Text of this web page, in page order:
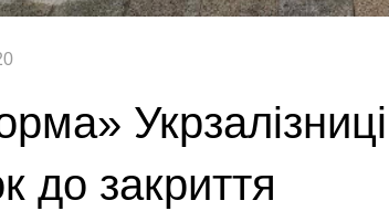
до закриття